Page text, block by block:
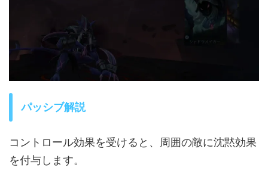
パッシブ解説
コントロール効果を受けると、周囲の敵に沈黙効果
を付与します。